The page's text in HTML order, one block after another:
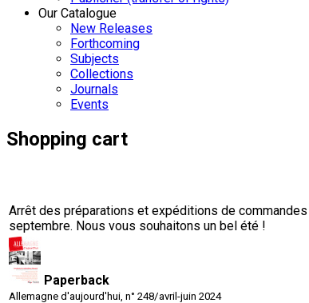
Our Catalogue
New Releases
Forthcoming
Subjects
Collections
Journals
Events
Shopping cart
Arrêt des préparations et expéditions de
septembre. Nous vous souhaitons un bel été !
Paperback
Allemagne d'aujourd'hui, n° 248/avril-juin 2024